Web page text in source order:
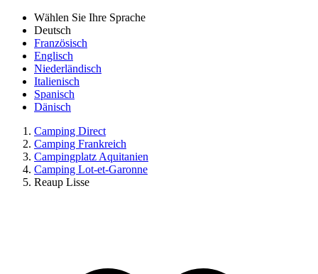
Wählen Sie Ihre Sprache
Deutsch
Französisch
Englisch
Niederländisch
Italienisch
Spanisch
Dänisch
Camping Direct
Camping Frankreich
Campingplatz Aquitanien
Camping Lot-et-Garonne
Reaup Lisse